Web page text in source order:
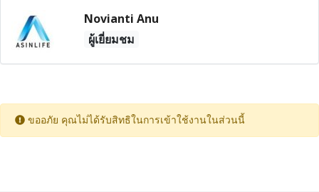
Novianti Anu
ผู้เยี่ยมชม
ขออภัย คุณไม่ได้รับสิทธิในการเข้าใช้งานในส่วนนี้